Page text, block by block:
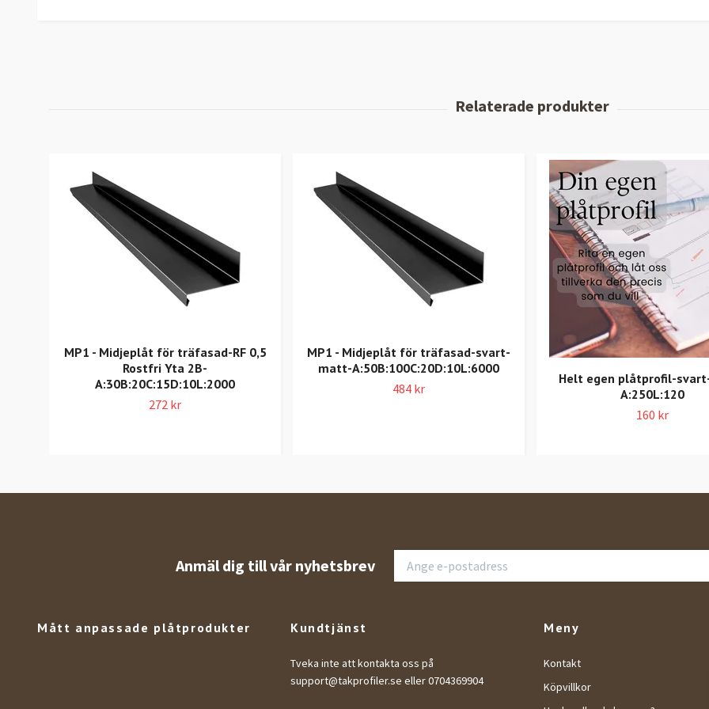
MP1 - Midjeplåt för träfasad-RF 0,5
Rostfri Yta 2B-
A:30B:20C:15D:10L:2000
272 kr
MP1 - Midjeplåt för träfasad-svart-
matt-A:50B:100C:20D:10L:6000
484 kr
Helt egen plåtprofil-
A:250L:120
160 kr
Anmäl dig till vår nyhetsbrev
Mått anpassade plåtprodukter Kundtjänst
Tveka inte att kontakta oss på
support@takprofiler.se eller 0704369904
Meny
Kontakt
Köpvillkor